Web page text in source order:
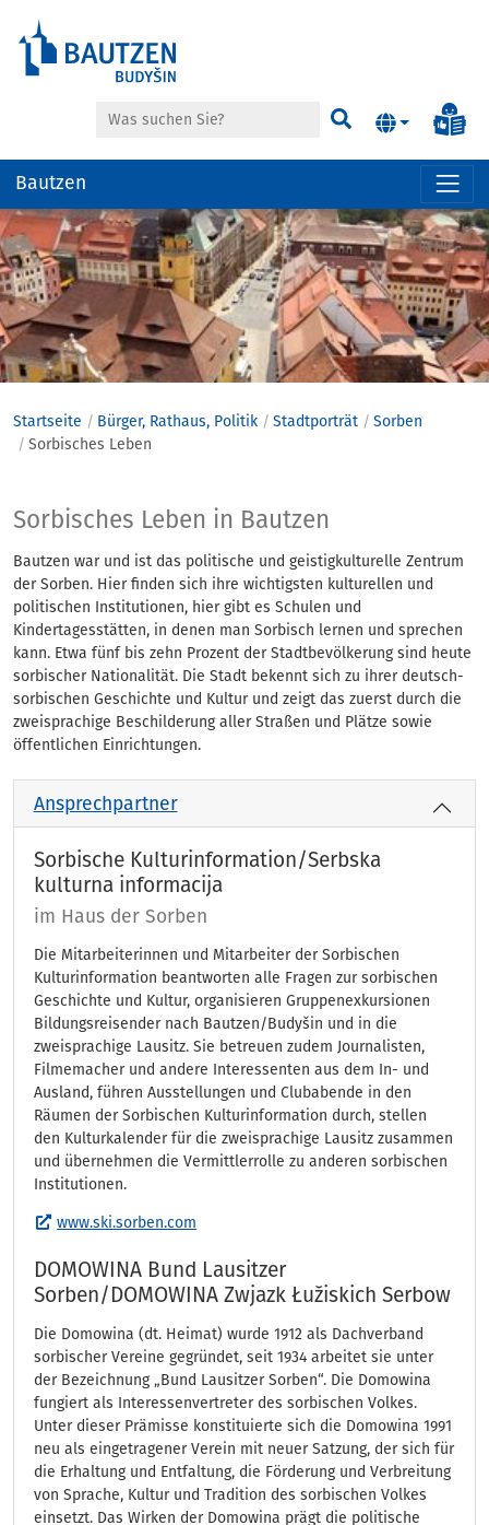
der
Seite
anspringen
Suche Suchen
Bautzen
Startseite Bürger, Rathaus, Politik Stadtporträt
Sorben
Sorbisches Leben
Sorbisches Leben
Sorbisches Leben in Bautzen
Bautzen war und ist das politische und geistigkulturelle Zentrum
der Sorben. Hier finden sich ihre wichtigsten kulturellen und
politischen Institutionen, hier gibt es Schulen und
Kindertagesstätten, in denen man Sorbisch lernen und sprechen
kann. Etwa fünf bis zehn Prozent der Stadtbevölkerung sind heute
sorbischer Nationalität. Die Stadt bekennt sich zu ihrer deutsch-
sorbischen Geschichte und Kultur und zeigt das zuerst durch die
zweisprachige Beschilderung aller Straßen und Plätze sowie
öffentlichen Einrichtungen.
Ansprechpartner
Sorbische Kulturinformation/Serbska
kulturna informacija
im Haus der Sorben
Die Mitarbeiterinnen und Mitarbeiter der Sorbischen
Kulturinformation beantworten alle Fragen zur sorbischen
Geschichte und Kultur, organisieren Gruppenexkursionen
Bildungsreisender nach Bautzen/Budyšin und in die
zweisprachige Lausitz. Sie betreuen zudem Journalisten,
Filmemacher und andere Interessenten aus dem In- und
Ausland, führen Ausstellungen und Clubabende in den
Räumen der Sorbischen Kulturinformation durch, stellen
den Kulturkalender für die zweisprachige Lausitz zusammen
und übernehmen die Vermittlerrolle zu anderen sorbischen
Institutionen.
www.ski.sorben.com
DOMOWINA Bund Lausitzer
Sorben/DOMOWINA Zwjazk Łužiskich Serbow
Die Domowina (dt. Heimat) wurde 1912 als Dachverband
sorbischer Vereine gegründet, seit 1934 arbeitet sie unter
der Bezeichnung „Bund Lausitzer Sorben“. Die Domowina
fungiert als Interessenvertreter des sorbischen Volkes.
Unter dieser Prämisse konstituierte sich die Domowina 1991
neu als eingetragener Verein mit neuer Satzung, der sich für
die Erhaltung und Entfaltung, die Förderung und Verbreitung
von Sprache, Kultur und Tradition des sorbischen Volkes
einsetzt. Das Wirken der Domowina prägt die politische